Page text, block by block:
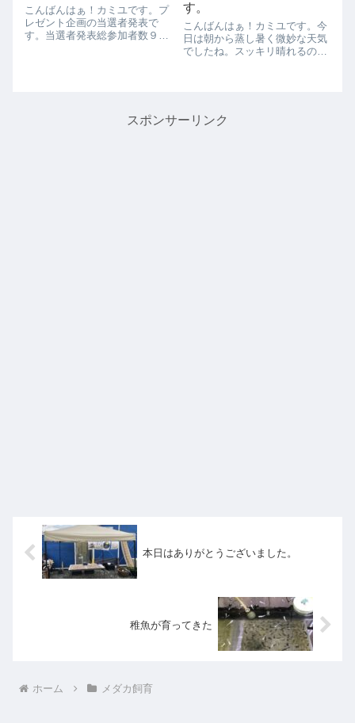
こんばんはぁ！カミユです。プ
レゼント企画の当選者発表で
す。当選者発表総参加者数９９
す。
こんばんはぁ！カミユです。今
日は朝から蒸し暑く微妙な天気
でしたね。スッキリ晴れるのは
小分け販売をやります。また、
喜楽さんの一周...
スポンサーリンク
本日はありがとうございました。
稚魚が育ってきた
ホーム メダカ飼育